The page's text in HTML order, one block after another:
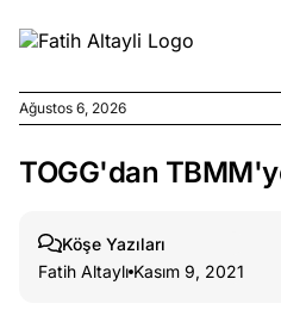
Ağustos
stok
caiz
Ağustos 6, 2026
TOGG'dan
Köşe Yazıları
Fatih Altaylı Kasım 9, 2021